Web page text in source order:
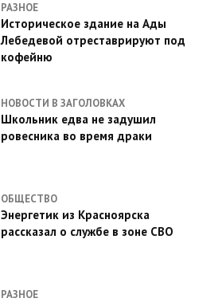
РАЗНОЕ
Историческое здание на Ады
Лебедевой отреставрируют под
кофейню
НОВОСТИ В ЗАГОЛОВКАХ
Школьник едва не задушил
ровесника во время драки
ОБЩЕСТВО
Энергетик из Красноярска
рассказал о службе в зоне СВО
РАЗНОЕ